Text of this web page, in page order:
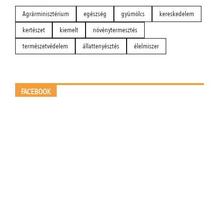
Agrárminisztérium egészség gyümölcs
kereskedelem
kertészet
kiemelt
növénytermesztés
természetvédelem
állattenyésztés élelmiszer
FACEBOOK